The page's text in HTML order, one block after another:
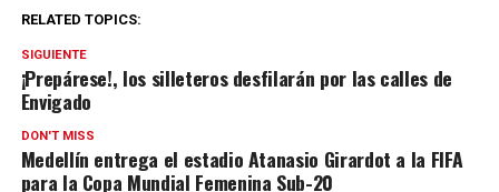
RELATED TOPICS:
SIGUIENTE
¡Prepárese!, los silleteros desfilarán por las calles de
Envigado
DON'T MISS
Medellín entrega el estadio Atanasio Girardot a la FIFA
para la Copa Mundial Femenina Sub-20